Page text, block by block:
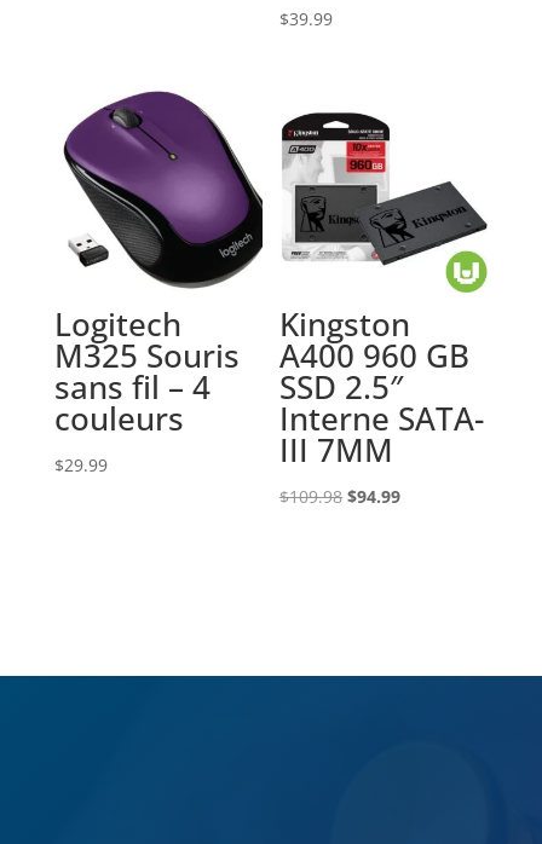
$39.99
Logitech
M325 Souris
sans fil – 4
couleurs
$29.99
Kingston
A400 960 GB
SSD 2.5″
Interne SATA-
III 7MM
$109.98 Le
$94.99Le